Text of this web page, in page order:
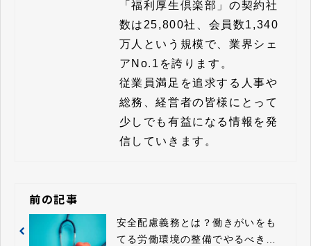
「福利厚生倶楽部」の契約社
数は25,800社、会員数1,340
万人という規模で、業界シェ
アNo.1を誇ります。
従業員満足を追求する人事や
総務、経営者の皆様にとって
少しでも有益になる情報を発
信していきます。
前の記事
安全配慮義務とは？働きがいをも
てる労働環境の整備でやるべきこ